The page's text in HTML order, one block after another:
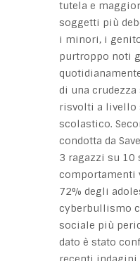
tutela e
soggetti più
i minori, i
purtroppo noti
di una crudezza
risvolti a livello
scolastico.
condotta da
3 ragazzi su 10
comportamenti
72% degli
cyberbullismo
sociale più
dato è stato